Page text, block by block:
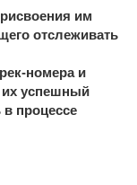
им
отслеживать
номера и
их успешный
в процессе